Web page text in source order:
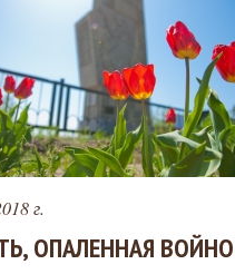
г.
ОПАЛЕННАЯ